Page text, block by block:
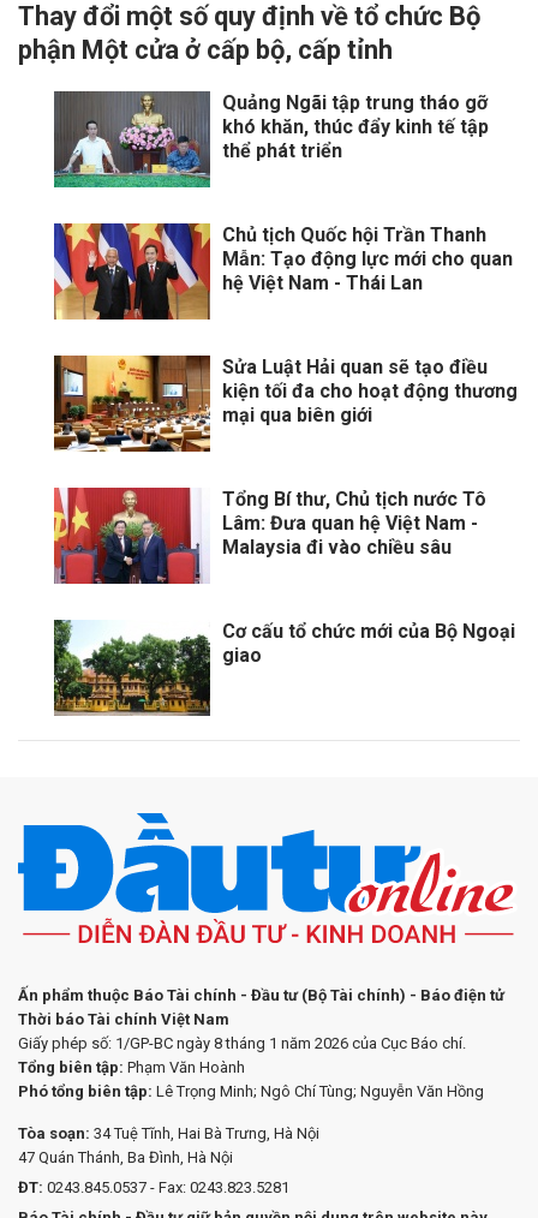
Thay đổi một số quy định về tổ chức Bộ
phận Một cửa ở cấp bộ, cấp tỉnh
Quảng Ngãi tập trung tháo gỡ
khó khăn, thúc đẩy kinh tế tập
thể phát triển
Chủ tịch Quốc hội Trần Thanh
Mẫn: Tạo động lực mới cho quan
hệ Việt Nam - Thái Lan
Sửa Luật Hải quan sẽ tạo điều
kiện tối đa cho hoạt động thương
mại qua biên giới
Tổng Bí thư, Chủ tịch nước Tô
Lâm: Đưa quan hệ Việt Nam -
Malaysia đi vào chiều sâu
Cơ cấu tổ chức mới của Bộ Ngoại
giao
Ấn phẩm thuộc Báo Tài chính - Đầu tư (Bộ Tài chính) - Báo điện tử
Thời báo Tài chính Việt Nam
Giấy phép số: 1/GP-BC ngày 8 tháng 1 năm 2026 của Cục Báo chí.
Tổng biên tập: Phạm Văn Hoành
Phó tổng biên tập: Lê Trọng Minh; Ngô Chí Tùng; Nguyễn Văn Hồng
Tòa soạn: 34 Tuệ Tĩnh, Hai Bà Trưng, Hà Nội
47 Quán Thánh, Ba Đình, Hà Nội
ĐT: 0243.845.0537 - Fax: 0243.823.5281